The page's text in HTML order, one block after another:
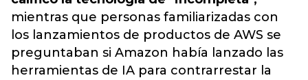
mientras que personas familiarizadas con
los lanzamientos de productos de AWS se
preguntaban si Amazon había lanzado las
herramientas de IA para contrarrestar la